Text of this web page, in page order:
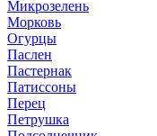
Микрозелень
Морковь
Огурцы
Паслен
Пастернак
Патиссоны
Перец
Петрушка